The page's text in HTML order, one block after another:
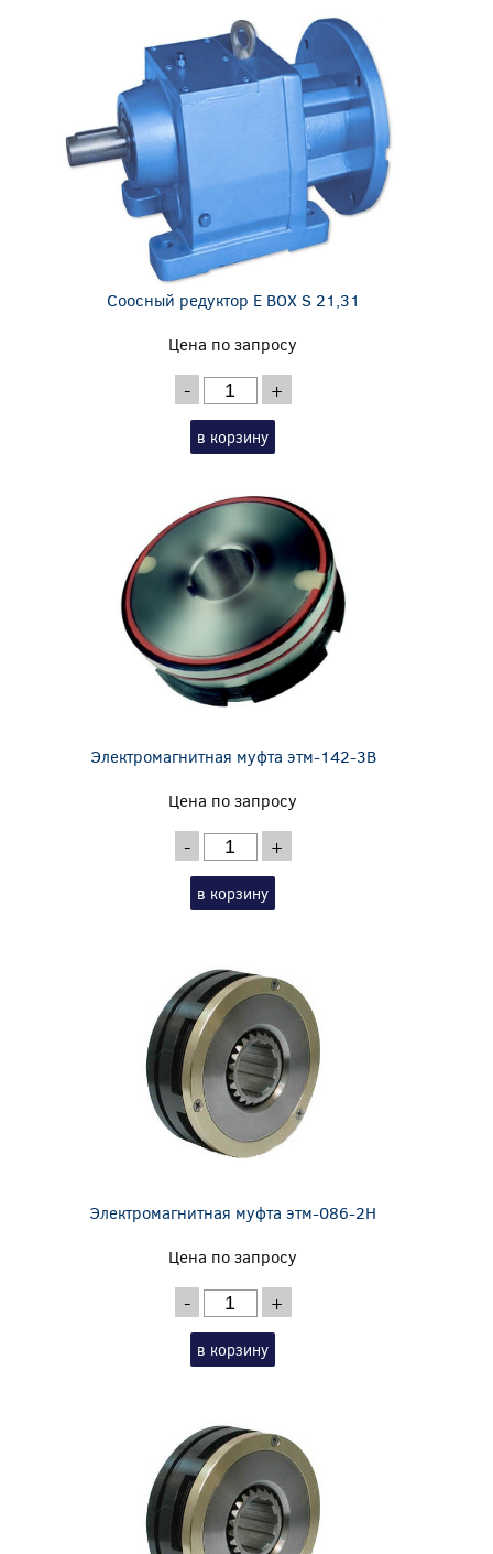
Соосный редуктор E BOX S 21,31
Цена по запросу
- +
в корзину
Электромагнитная муфта этм-142-3В
Цена по запросу
- +
в корзину
Электромагнитная муфта этм-086-2Н
Цена по запросу
- +
в корзину